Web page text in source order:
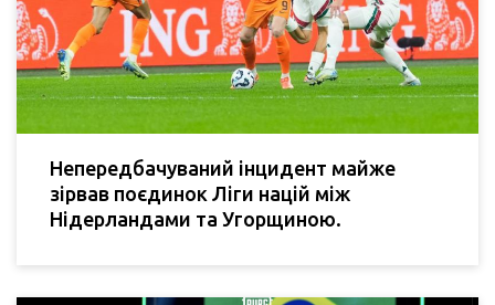
Непередбачуваний інцидент майже
зірвав поєдинок Ліги націй між
Нідерландами та Угорщиною.